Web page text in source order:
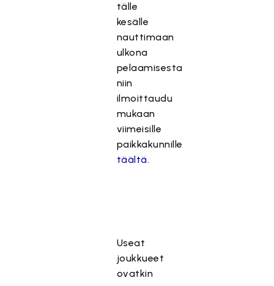
tälle
kesälle
nauttimaan
ulkona
pelaamisesta
niin
ilmoittaudu
mukaan
viimeisille
paikkakunnille
täältä.
Useat
joukkueet
ovatkin